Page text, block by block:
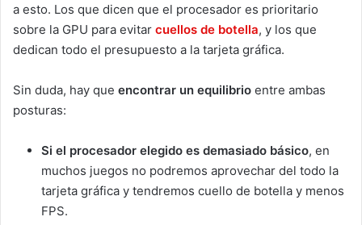
a esto. Los que dicen que el procesador es prioritario
sobre la GPU para evitar cuellos de botella, y los que
dedican todo el presupuesto a la tarjeta gráfica.
Sin duda, hay que encontrar un equilibrio entre ambas
posturas:
Si el procesador elegido es demasiado básico, en
muchos juegos no podremos aprovechar del todo la
tarjeta gráfica y tendremos cuello de botella y menos
FPS.